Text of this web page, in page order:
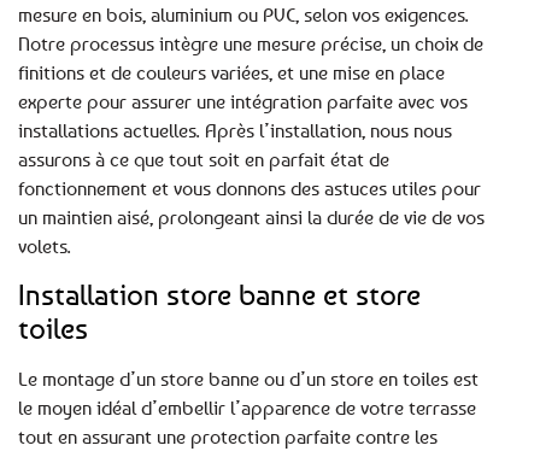
mesure en bois, aluminium ou PVC, selon vos exigences.
Notre processus intègre une mesure précise, un choix de
finitions et de couleurs variées, et une mise en place
experte pour assurer une intégration parfaite avec vos
installations actuelles. Après l’installation, nous nous
assurons à ce que tout soit en parfait état de
fonctionnement et vous donnons des astuces utiles pour
un maintien aisé, prolongeant ainsi la durée de vie de vos
volets.
Installation store banne et store
toiles
Le montage d’un store banne ou d’un store en toiles est
le moyen idéal d’embellir l’apparence de votre terrasse
tout en assurant une protection parfaite contre les